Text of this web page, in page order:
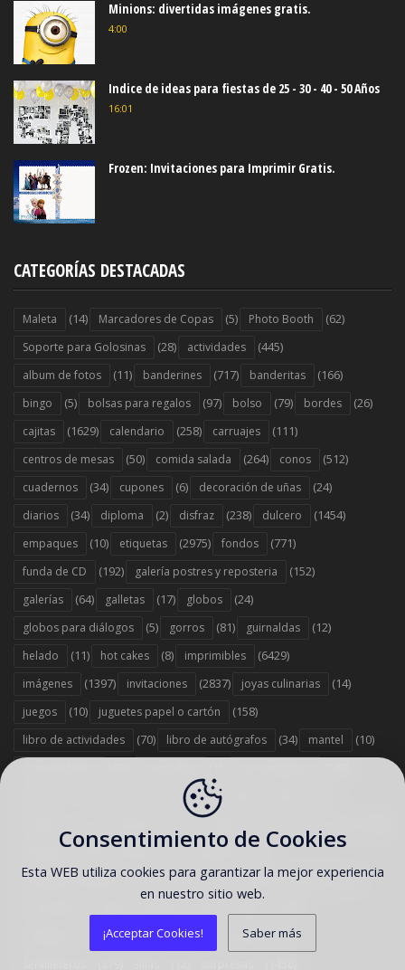
Minions: divertidas imágenes gratis.
4:00
Indice de ideas para fiestas de 25 - 30 - 40 - 50 Años
16:01
Frozen: Invitaciones para Imprimir Gratis.
CATEGORÍAS DESTACADAS
Maleta (14) Marcadores de Copas (5) Photo Booth (62)
Soporte para Golosinas (28) actividades (445)
album de fotos (11) banderines (717) banderitas (166)
bingo (5) bolsas para regalos (97) bolso (79) bordes (26)
cajitas (1629) calendario (258) carruajes (111)
centros de mesas (50) comida salada (264) conos (512)
cuadernos (34) cupones (6) decoración de uñas (24)
diarios (34) diploma (2) disfraz (238) dulcero (1454)
empaques (10) etiquetas (2975) fondos (771)
funda de CD (192) galería postres y reposteria (152)
galerías (64) galletas (17) globos (24)
globos para diálogos (5) gorros (81) guirnaldas (12)
helado (11) hot cakes (8) imprimibles (6429)
imágenes (1397) invitaciones (2837) joyas culinarias (14)
juegos (10) juguetes papel o cartón (158)
libro de actividades (70) libro de autógrafos (34) mantel (10)
molde
pasteles (476) peinado (6) plantillas (95)
plantillas navideñas (21) puerta (7) recetas de cocina (36)
(37) scrapbook (743) servilletas (6)
Consentimiento de Cookies
Esta WEB utiliza cookies para garantizar la mejor experiencia
en nuestro sitio web.
¡Acceptar Cookies! Saber más